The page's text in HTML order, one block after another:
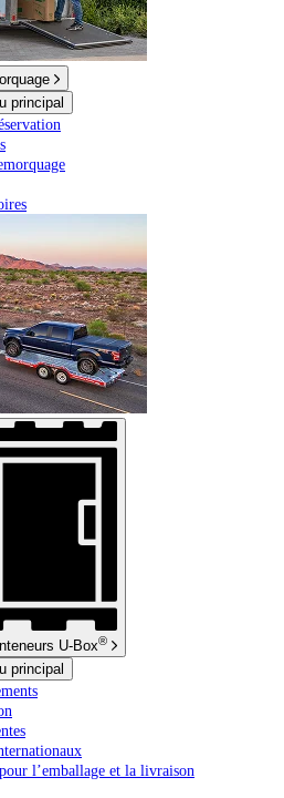
principal
U-Box®
principal
l’emballage et la livraison